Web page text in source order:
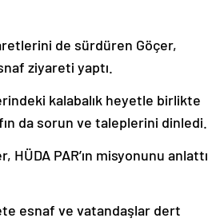
de sürdüren Göçer,
ziyareti yaptı.
kalabalık heyetle birlikte
da sorun ve taleplerini dinledi.
PAR’ın misyonunu anlattı
esnaf ve vatandaşlar dert